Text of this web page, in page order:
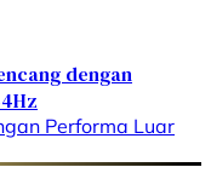
dengan
Performa Luar